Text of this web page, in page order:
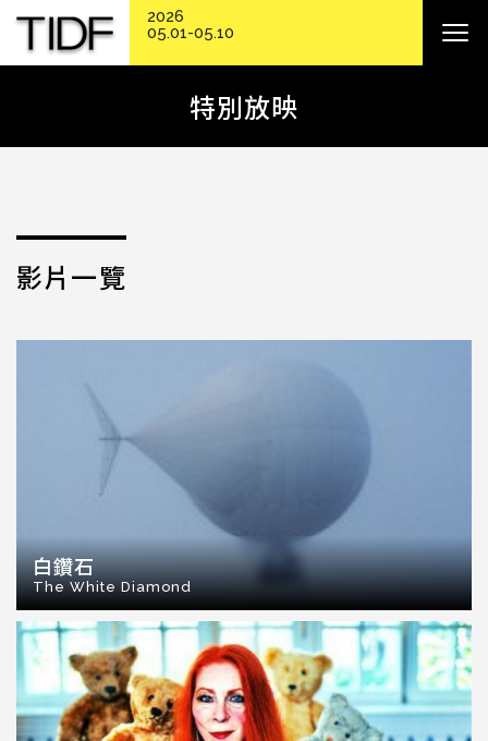
特別放映
影片一覽
白鑽石
The White Diamond
2026
05.01-05.10